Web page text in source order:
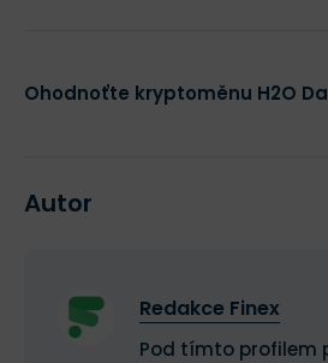
Ohodnoťte kryptoměnu H2O
Autor
Redakce Finex
Pod tímto profilem